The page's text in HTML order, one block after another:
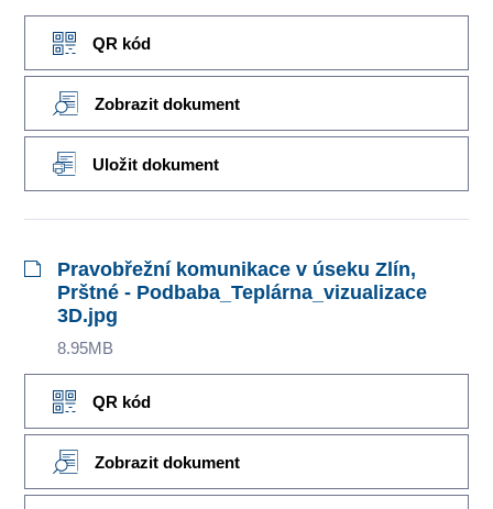
QR kód
Zobrazit dokument
Uložit dokument
Pravobřežní komunikace v úseku Zlín,
Prštné - Podbaba_Teplárna_vizualizace
3D.jpg
8.95MB
QR kód
Zobrazit dokument